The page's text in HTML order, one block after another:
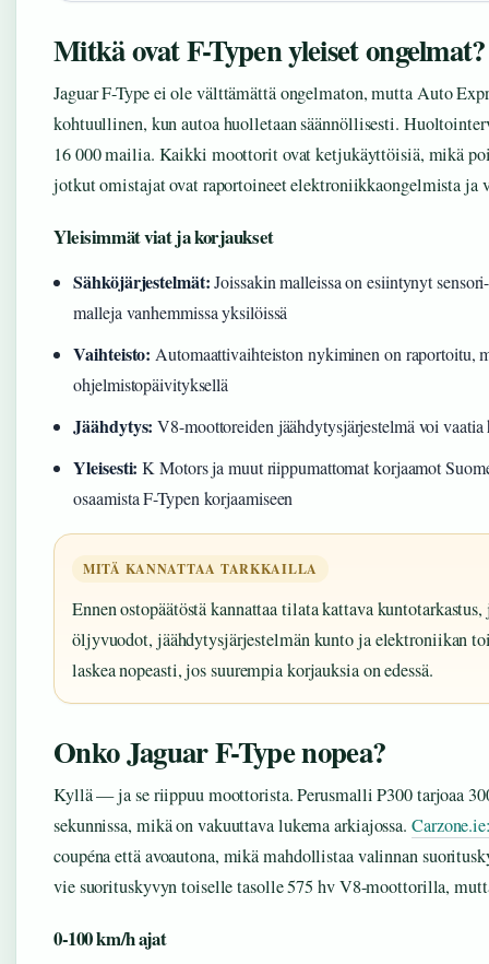
Mitkä ovat F-Typen yleiset ongelmat?
Jaguar F-Type ei ole välttämättä ongelmaton, mutta Auto
kohtuullinen, kun autoa huolletaan säännöllisesti.
16 000 mailia. Kaikki moottorit ovat ketjukäyttöisiä, mikä
jotkut omistajat ovat raportoineet elektroniikkaongelmista ja
Yleisimmät viat ja korjaukset
Sähköjärjestelmät:Joissakin malleissa on esiintynyt
malleja vanhemmissa yksilöissä
Vaihteisto: Automaattivaihteiston nykiminen on raportoitu,
ohjelmistopäivityksellä
Jäähdytys: V8-moottoreiden jäähdytysjärjestelmä voi
Yleisesti: K Motors ja muut riippumattomat korjaamot
osaamista F-Typen korjaamiseen
MITÄ KANNATTAA TARKKAILLA
Ennen ostopäätöstä kannattaa tilata kattava
öljyvuodot, jäähdytysjärjestelmän kunto ja elektroniikan
laskea nopeasti, jos suurempia korjauksia on edessä.
Onko Jaguar F-Type nopea?
Kyllä — ja se riippuu moottorista. Perusmalli P300 tarjoaa
sekunnissa, mikä on vakuuttava lukema arkiajossa.
coupéna että avoautona, mikä mahdollistaa valinnan
vie suorituskyvyn toiselle tasolle 575 hv V8-moottorilla,
0-100 km/h ajat